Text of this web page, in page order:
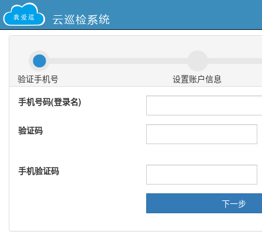
验证手机号
设置账户信息
手机号码(登录名)
验证码
手机验证码
下一步